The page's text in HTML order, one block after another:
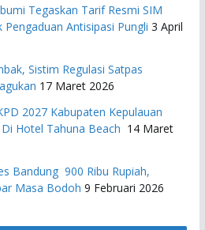
Tegaskan Tarif Resmi SIM
Antisipasi Pungli 3 April
Sistim Regulasi Satpas
17 Maret 2026
2027 ​Kabupaten Kepulauan
Hotel Tahuna Beach 14 Maret
Bandung 900 Ribu Rupiah,
Masa Bodoh 9 Februari 2026